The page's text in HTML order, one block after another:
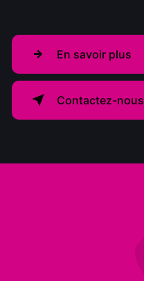
En savoir plus
Contactez-nous